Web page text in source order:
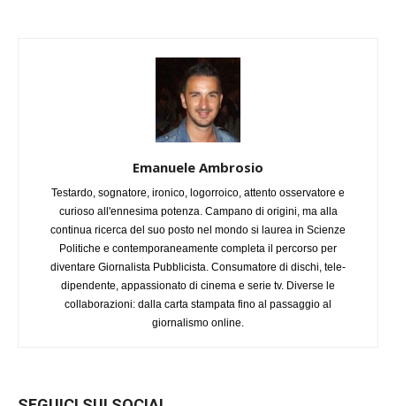
Emanuele Ambrosio
Testardo, sognatore, ironico, logorroico, attento osservatore e
curioso all'ennesima potenza. Campano di origini, ma alla
continua ricerca del suo posto nel mondo si laurea in Scienze
Politiche e contemporaneamente completa il percorso per
diventare Giornalista Pubblicista. Consumatore di dischi, tele-
dipendente, appassionato di cinema e serie tv. Diverse le
collaborazioni: dalla carta stampata fino al passaggio al
giornalismo online.